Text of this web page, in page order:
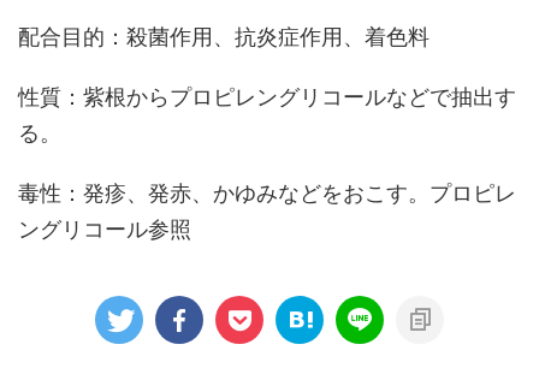
配合目的：殺菌作用、抗炎症作用、着色料
性質：紫根からプロピレングリコールなどで抽出す
る。
毒性：発疹、発赤、かゆみなどをおこす。プロピレ
ングリコール参照